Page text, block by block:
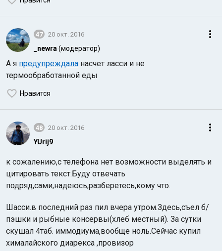
47 20 окт. 2016
_newra (модератор)
А я предупреждала насчет ласси и не
термообработанной еды
Нравится
48 20 окт. 2016
YUrij9
к сожалению,с телефона нет возможности выделять и
цитировать текст.Буду отвечать
подряд,сами,надеюсь,разберетесь,кому что.
Шасси.в последний раз пил вчера утром.Здесь,съел б/
пэшки и рыбные консервы(хлеб местный). За сутки
скушал 4таб. иммодиума,вообще ноль.Сейчас купил
хималайского диарекса ,провизор